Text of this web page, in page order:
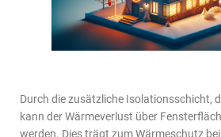
Durch die zusätzliche Isolationsschicht,
kann der Wärmeverlust über
werden. Dies trägt zum Wärmeschutz bei.